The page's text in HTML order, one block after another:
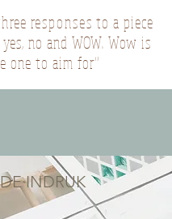
responses to a piece
no and WOW. Wow is
one to aim for”
DE INDRUK